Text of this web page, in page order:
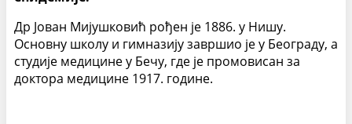
Др Јован Мијушковић рођен је 1886. у Нишу.
Основну школу и гимназију завршио је у Београду, а
студије медицине у Бечу, где је промовисан за
доктора медицине 1917. године.